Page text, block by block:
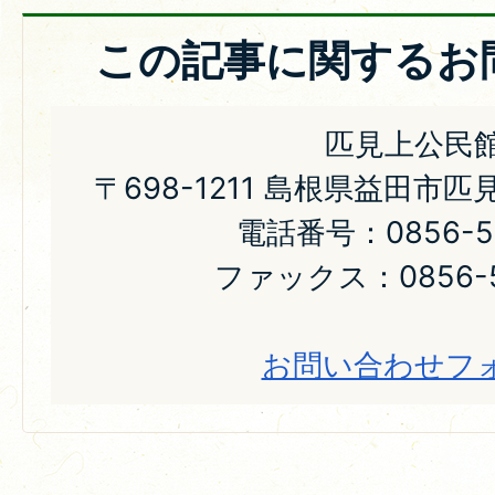
この記事に関する
匹見上公民
〒698-1211 島根県益田市匹
電話番号：0856-
ファックス：
お問い合わせフ